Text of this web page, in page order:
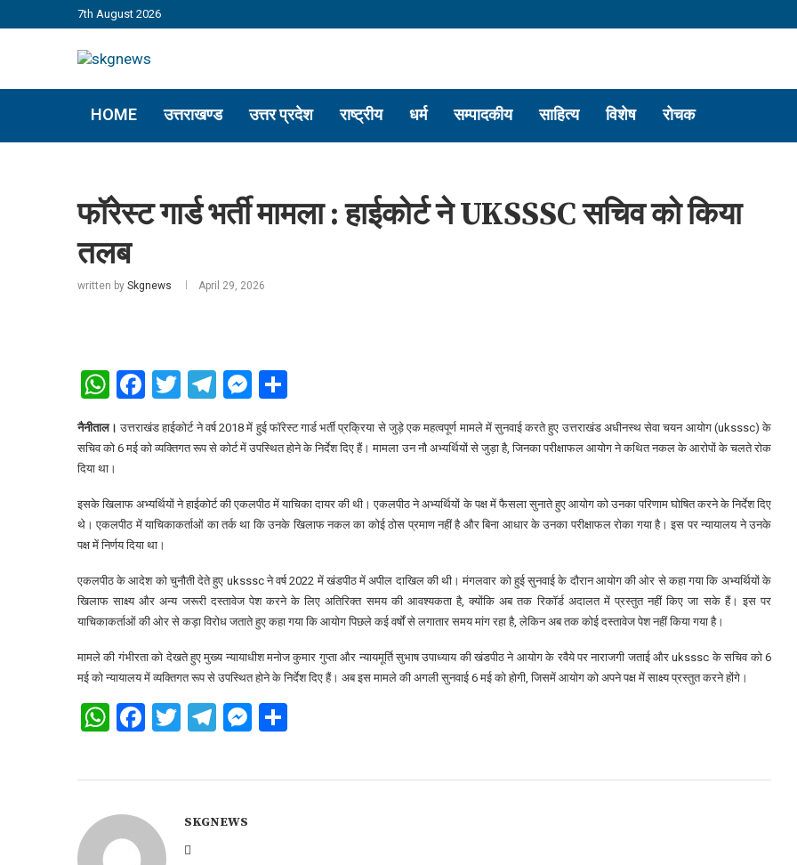
7th August 2026
HOME उत्तराखण्ड उत्तर प्रदेश राष्ट्रीय धर्म सम्पादकीय साहित्य विशेष रोचक
फॉरेस्ट गार्ड भर्ती मामला : हाईकोर्ट ने UKSSSC सचिव को किया
तलब
written by Skgnews April 29, 2026
WhatsApp
Facebook
Twitter
Telegram
Messenger
नैनीताल। उत्तराखंड हाईकोर्ट ने वर्ष 2018 में हुई फॉरेस्ट गार्ड भर्ती प्रक्रिया से जुड़े एक महत्वपूर्ण मामले में सुनवाई करते हुए उत्तराखंड अधीनस्थ सेवा चयन आयोग (uksssc) के
सचिव को 6 मई को व्यक्तिगत रूप से कोर्ट में उपस्थित होने के निर्देश दिए हैं। मामला उन नौ अभ्यर्थियों से जुड़ा है, जिनका परीक्षाफल आयोग ने कथित नकल के आरोपों के चलते रोक
दिया था।
इसके खिलाफ अभ्यर्थियों ने हाईकोर्ट की एकलपीठ में याचिका दायर की थी। एकलपीठ ने अभ्यर्थियों के पक्ष में फैसला सुनाते हुए आयोग को उनका परिणाम घोषित करने के निर्देश दिए
थे। एकलपीठ में याचिकाकर्ताओं का तर्क था कि उनके खिलाफ नकल का कोई ठोस प्रमाण नहीं है और बिना आधार के उनका परीक्षाफल रोका गया है। इस पर न्यायालय ने उनके
पक्ष में निर्णय दिया था।
एकलपीठ के आदेश को चुनौती देते हुए uksssc ने वर्ष 2022 में खंडपीठ में अपील दाखिल की थी। मंगलवार को हुई सुनवाई के दौरान आयोग की ओर से कहा गया कि अभ्यर्थियों के
खिलाफ साक्ष्य और अन्य जरूरी दस्तावेज पेश करने के लिए अतिरिक्त समय की आवश्यकता है, क्योंकि अब तक रिकॉर्ड अदालत में प्रस्तुत नहीं किए जा सके हैं। इस पर
याचिकाकर्ताओं की ओर से कड़ा विरोध जताते हुए कहा गया कि आयोग पिछले कई वर्षों से लगातार समय मांग रहा है, लेकिन अब तक कोई दस्तावेज पेश नहीं किया गया है।
मामले की गंभीरता को देखते हुए मुख्य न्यायाधीश मनोज कुमार गुप्ता और न्यायमूर्ति सुभाष उपाध्याय की खंडपीठ ने आयोग के रवैये पर नाराजगी जताई और uksssc के सचिव को 6
मई को न्यायालय में व्यक्तिगत रूप से उपस्थित होने के निर्देश दिए हैं। अब इस मामले की अगली सुनवाई 6 मई को होगी, जिसमें आयोग को अपने पक्ष में साक्ष्य प्रस्तुत करने होंगे।
WhatsApp
Facebook
Twitter
Telegram
Messenger
SKGNEWS